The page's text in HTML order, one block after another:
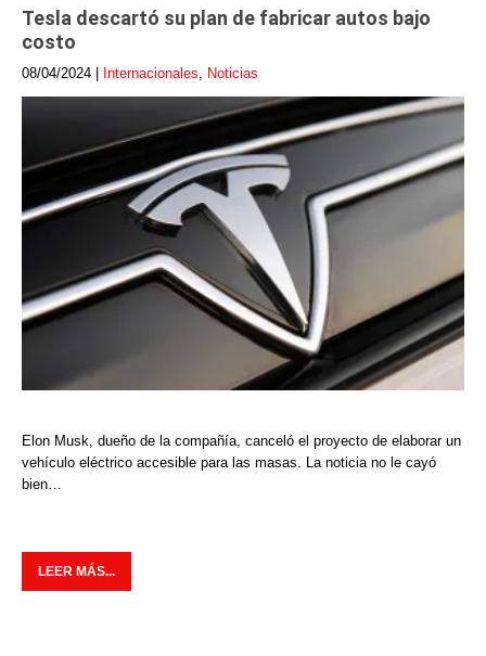
Tesla descartó su plan de fabricar autos bajo
costo
08/04/2024 Internacionales, Noticias
Elon Musk, dueño de la compañía, canceló el proyecto de elaborar un
vehículo eléctrico accesible para las masas. La noticia no le cayó
bien…
LEER MÁS...